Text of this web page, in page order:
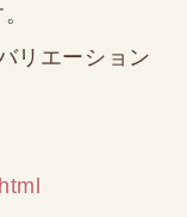
リエーション